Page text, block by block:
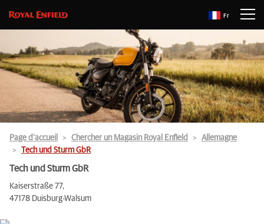
Fr
Page d’accueil Chercher un Magasin Royal Enfield
Allemagne
Tech und Sturm GbR
Tech und Sturm GbR
Kaiserstraße 77,
47178 Duisburg-Walsum